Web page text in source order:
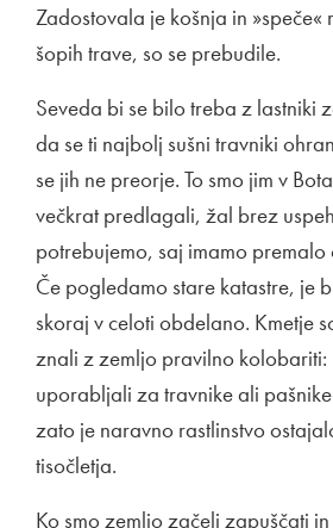
Zadostovala je košnja in »speče«
šopih trave, so se prebudile.
Seveda bi se bilo treba z lastniki
da se ti najbolj sušni travniki
se jih ne preorje. To smo jim v
večkrat predlagali, žal brez
potrebujemo, saj imamo
Če pogledamo stare katastre, je
skoraj v celoti obdelano. Kmetje
znali z zemljo pravilno kolobariti:
uporabljali za travnike ali
zato je naravno rastlinstvo
tisočletja.
Ko smo zemljo začeli zapuščati